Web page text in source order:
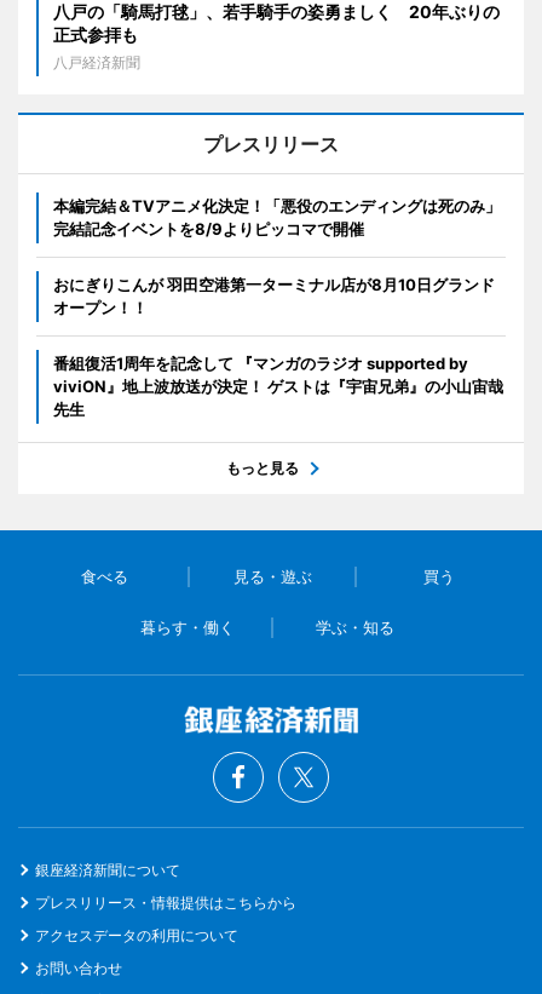
八戸の「騎馬打毬」、若手騎手の姿勇ましく 20年ぶりの
正式参拝も
八戸経済新聞
プレスリリース
本編完結＆TVアニメ化決定！「悪役のエンディングは死のみ」
完結記念イベントを8/9よりピッコマで開催
おにぎりこんが 羽田空港第一ターミナル店が8月10日グランド
オープン！！
番組復活1周年を記念して 『マンガのラジオ supported by
viviON』地上波放送が決定！ ゲストは『宇宙兄弟』の小山宙哉
先生
もっと見る
食べる 見る・遊ぶ 買う
暮らす・働く 学ぶ・知る
銀座経済新聞について
プレスリリース・情報提供はこちらから
アクセスデータの利用について
お問い合わせ